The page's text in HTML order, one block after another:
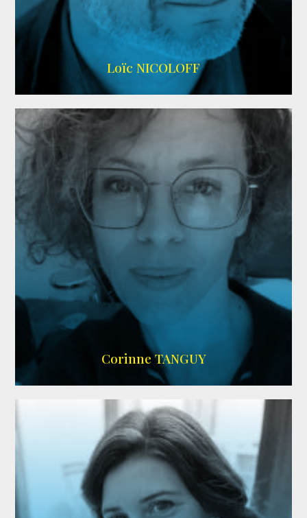
Wikipedia
Loïc NICOLOFF
SITE OFFICIEL
Corinne TANGUY